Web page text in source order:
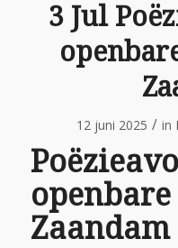
3 Jul
12 juni 2025 / in
Zaandam